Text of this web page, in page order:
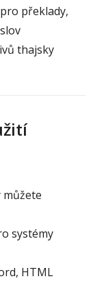
překlady,
thajsky
systémy
HTML